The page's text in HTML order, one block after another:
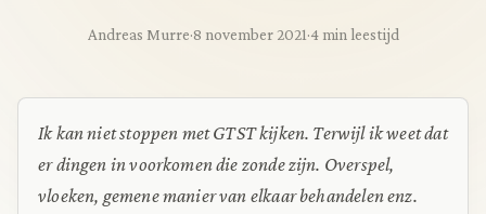
Andreas Murre·8 november 2021·4 min leestijd
Ik kan niet stoppen met GTST kijken. Terwijl ik weet dat
er dingen in voorkomen die zonde zijn. Overspel,
vloeken, gemene manier van elkaar behandelen enz.